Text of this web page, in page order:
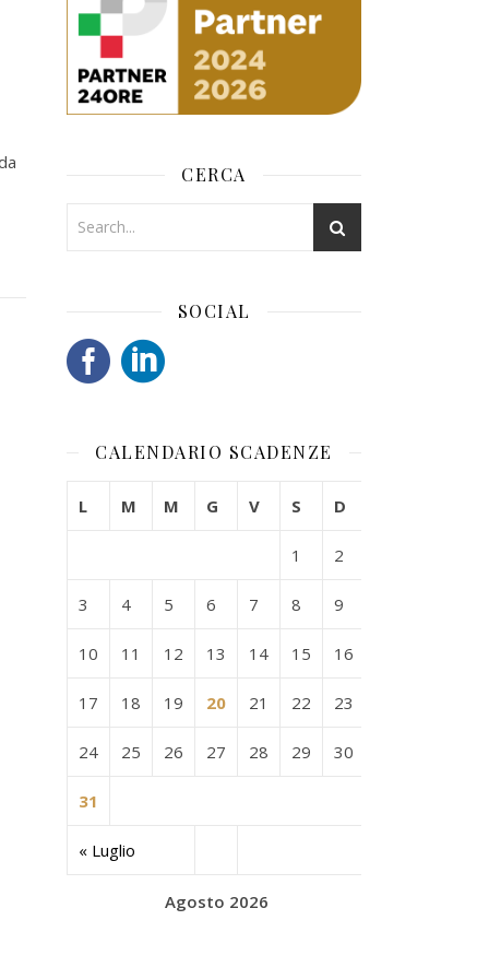
CERCA
SOCIAL
CALENDARIO SCADENZE
Agosto 2026
L M M G V S D
« Luglio
1 2
3 4 5 6 7 8 9
10 11 12 13 14 15 16
17 18 19 20 21 22 23
24 25 26 27 28 29 30
31